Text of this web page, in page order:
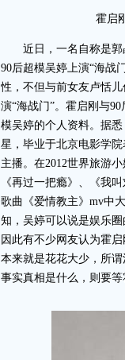
霍启
近日，一名自称是郭
90后超模吴婷上演“海战
性，不但与前女友卢恬
演“海战门”。霍启刚与
模吴婷的个人资料。据
星，毕业于北京电影学
主播。在2012世界旅游
《再过一把瘾》、《我
歌曲《爱情教主》mv中
知，吴婷可以说是娱乐
因此有不少网友认为霍
本来就是花花大少，所
事实真相是什么，则要等